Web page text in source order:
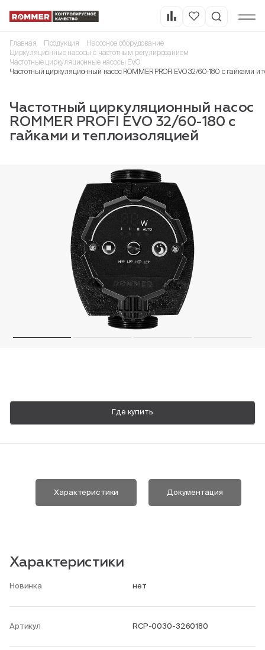
Главная Продукция
Насосное оборудование
Циркуляционные насосы с частотным регулированием
Частотные циркуляционные насосы EVO
Частотный циркуляционный насос ROMMER PROFI EVO 32/60-180 с гайками и
Частотный циркуляционный насос
ROMMER PROFI EVO 32/60-180 с
гайками и теплоизоляцией
Где купить
Характеристики Документация
Характеристики
Новинка нет
Артикул RCP-0030-3260180